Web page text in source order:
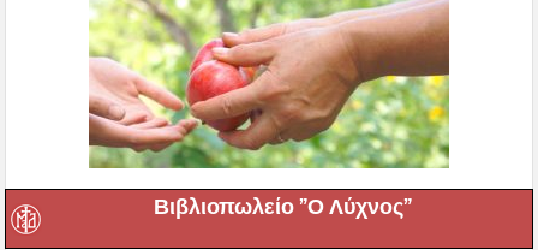
Βιβλιοπωλείο ”Ο Λύχνος”